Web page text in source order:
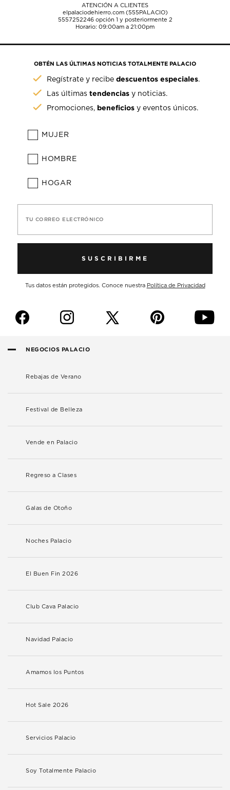
ATENCIÓN A CLIENTES
elpalaciodehierro.com (555PALACIO)
5557252246opción 1 y posteriormente 2
Horario: 09:00am a 21:00pm
OBTÉN LAS ÚLTIMAS NOTICIAS TOTALMENTE PALACIO
Regístrate y recibedescuentos especiales.
Las últimastendencias y noticias.
Promociones, beneficios y eventos únicos.
MUJER
HOMBRE
HOGAR
TU CORREO ELECTRÓNICO
SUSCRIBIRME
Tus datos están protegidos. Conoce nuestra Política de Privacidad
f i p y
NEGOCIOS PALACIO
Rebajas de Verano
Festival de Belleza
Vende en Palacio
Regreso a Clases
Galas de Otoño
Noches Palacio
El Buen Fin 2026
Club Cava Palacio
Navidad Palacio
Amamos los Puntos
Hot Sale 2026
Servicios Palacio
Soy Totalmente Palacio